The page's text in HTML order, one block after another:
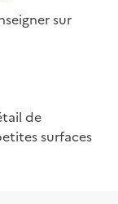
sur
de
surfaces